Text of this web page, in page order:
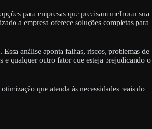
para empresas que precisam melhorar sua
a empresa oferece soluções completas para
análise aponta falhas, riscos, problemas de
e qualquer outro fator que esteja prejudicando o
que atenda às necessidades reais do